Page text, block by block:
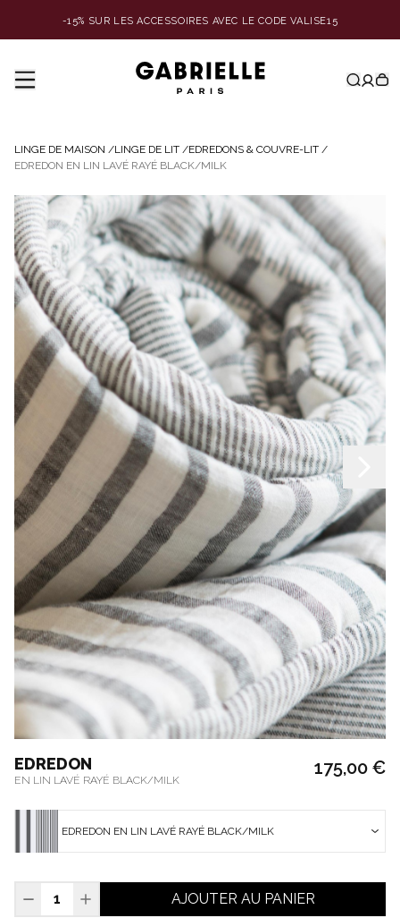
-15% SUR LES ACCESSOIRES AVEC LE CODE VALISE15
LINGE DE MAISON /LINGE DE LIT /EDREDONS & COUVRE-LIT /
EDREDON EN LIN LAVÉ RAYÉ BLACK/MILK
EDREDON
EN LIN LAVÉ RAYÉ BLACK/MILK
175,00 €
EDREDON EN LIN LAVÉ RAYÉ BLACK/MILK
AJOUTER AU PANIER